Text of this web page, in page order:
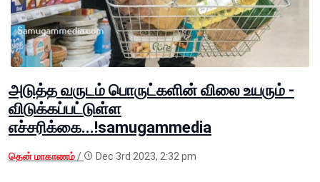
அடுத்த வருடம் பொருட்களின் விலை உயரும் -
விடுக்கப்பட்டுள்ள
எச்சரிக்கை...!samugammedia
தென் மாகாணம்/ Dec 3rd 2023, 2:32 pm